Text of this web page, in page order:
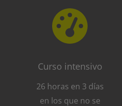
Curso intensivo
26 horas en 3 días
en los que no se